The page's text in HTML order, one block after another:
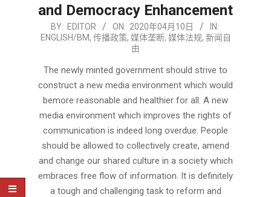
and Democracy Enhancement
2020-
04-
BY: EDITOR ON: 2020年04月10日
IN:
ENGLISH/BM, 传播政策, 媒体垄断, 媒体法规, 新闻自
由
The newly minted government should strive to
construct a new media environment which would
bemore reasonable and healthier for all. A new
media environment which improves the rights of
communication is indeed long overdue. People
should be allowed to collectively create, amend
and change our shared culture in a society which
embraces free flow of information. It is definitely
a tough and challenging task to reform and